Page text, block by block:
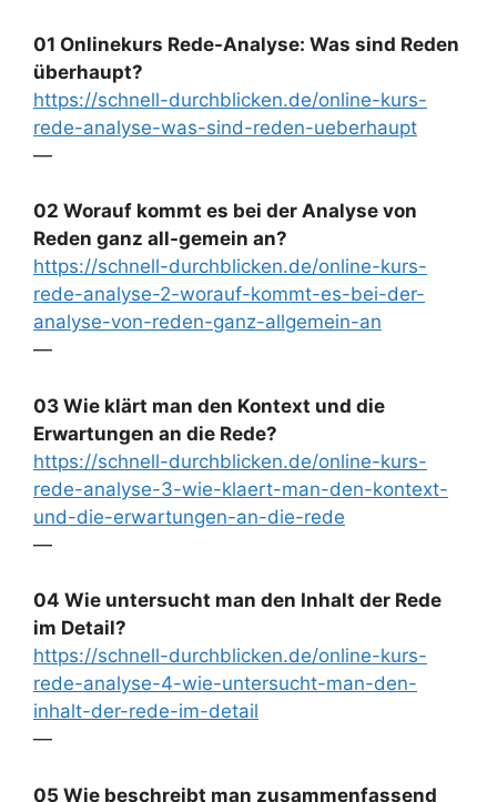
01 Onlinekurs Rede-Analyse: Was sind Reden
überhaupt?
https://schnell-durchblicken.de/online-kurs-
rede-analyse-was-sind-reden-ueberhaupt
—
02 Worauf kommt es bei der Analyse von
Reden ganz all-gemein an?
https://schnell-durchblicken.de/online-kurs-
rede-analyse-2-worauf-kommt-es-bei-der-
analyse-von-reden-ganz-allgemein-an
—
03 Wie klärt man den Kontext und die
Erwartungen an die Rede?
https://schnell-durchblicken.de/online-kurs-
rede-analyse-3-wie-klaert-man-den-kontext-
und-die-erwartungen-an-die-rede
—
04 Wie untersucht man den Inhalt der Rede
im Detail?
https://schnell-durchblicken.de/online-kurs-
rede-analyse-4-wie-untersucht-man-den-
inhalt-der-rede-im-detail
—
05 Wie beschreibt man zusammenfassend